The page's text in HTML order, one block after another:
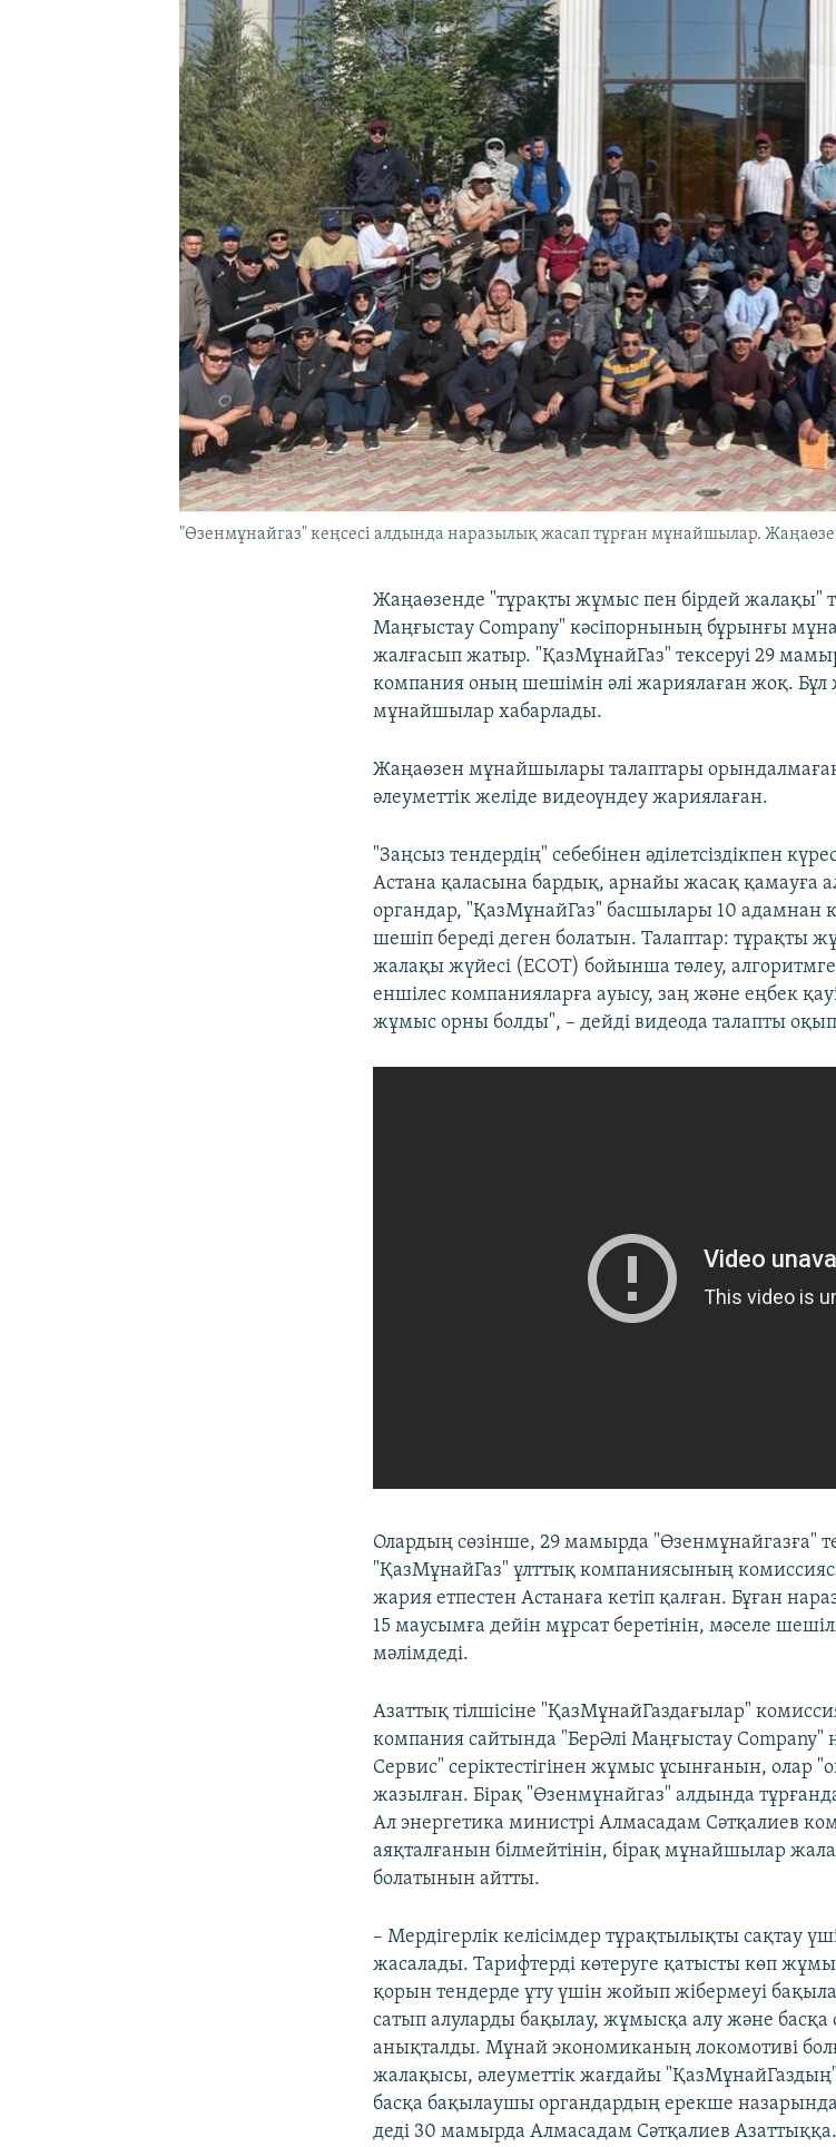
"Өзенмұнайгаз" кеңсесі алдында наразылық жасап тұрған мұнайшылар.
Жаңаөзенде "тұрақты жұмыс пен бірдей жалақы"
Маңғыстау Company" кәсіпорнының бұрынғы
жалғасып жатыр. "ҚазМұнайГаз" тексеруі 29
компания оның шешімін әлі жариялаған жоқ. Бұл
мұнайшылар хабарлады.
Жаңаөзен мұнайшылары талаптары
әлеуметтік желіде видеоүндеу жариялаған.
"Заңсыз тендердің" себебінен әділетсіздікпен
Астана қаласына бардық, арнайы жасақ қамауға
органдар, "ҚазМұнайГаз" басшылары 10 адамнан
шешіп береді деген болатын. Талаптар: тұрақты
жалақы жүйесі (ЕСОТ) бойынша төлеу,
еншілес компанияларға ауысу, заң және еңбек
жұмыс орны болды", – дейді видеода талапты
Олардың сөзінше, 29 мамырда "Өзенмұнайгазға"
"ҚазМұнайГаз" ұлттық компаниясының
жария етпестен Астанаға кетіп қалған. Бұған
15 маусымға дейін мұрсат беретінін, мәселе
мәлімдеді.
Азаттық тілшісіне "ҚазМұнайГаздағылар"
компания сайтында "БерӘлі Маңғыстау
Сервис" серіктестігінен жұмыс ұсынғанын, олар
жазылған. Бірақ "Өзенмұнайгаз" алдында
Ал энергетика министрі Алмасадам Сәтқалиев
аяқталғанын білмейтінін, бірақ мұнайшылар
болатынын айтты.
– Мердігерлік келісімдер тұрақтылықты сақтау
жасалады. Тарифтерді көтеруге қатысты көп
қорын тендерде ұту үшін жойып жібермеуі
сатып алуларды бақылау, жұмысқа алу және басқа
анықталды. Мұнай экономиканың локомотиві
жалақысы, әлеуметтік жағдайы
басқа бақылаушы органдардың ерекше назарында
деді 30 мамырда Алмасадам Сәтқалиев Азаттыққа.